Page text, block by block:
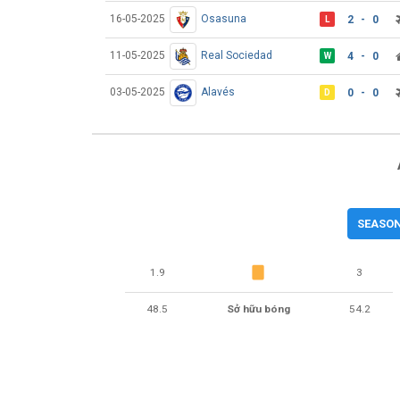
16-05-2025 Osasuna L 2 - 0
11-05-2025 Real Sociedad W 4 - 0
03-05-2025 Alavés D 0 - 0
1.9 3
48.5 Sở hữu bóng 54.2